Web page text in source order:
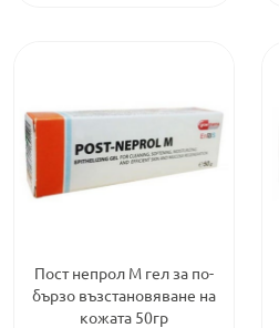
Пост непрол М гел за по-
бързо възстановяване на
кожата 50гр